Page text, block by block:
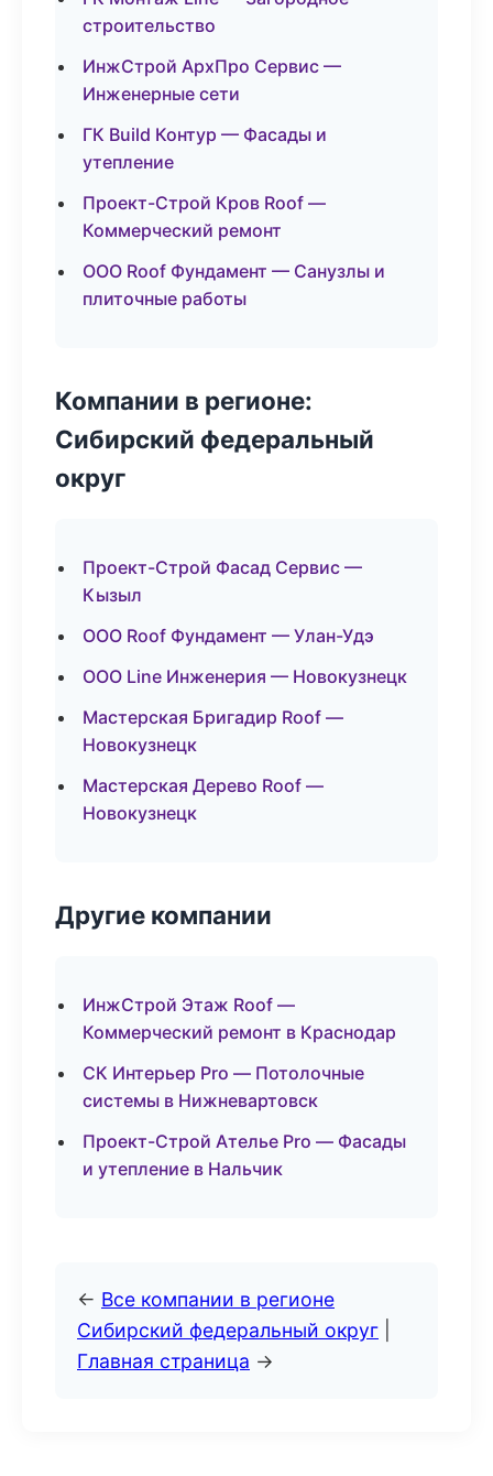
строительство
ИнжСтрой АрхПро Сервис —
Инженерные сети
ГК Build Контур — Фасады и
утепление
Проект-Строй Кров Roof —
Коммерческий ремонт
ООО Roof Фундамент — Санузлы и
плиточные работы
Компании в регионе:
Сибирский федеральный
округ
Проект-Строй Фасад Сервис —
Кызыл
ООО Roof Фундамент — Улан-Удэ
ООО Line Инженерия — Новокузнецк
Мастерская Бригадир Roof —
Новокузнецк
Мастерская Дерево Roof —
Новокузнецк
Другие компании
ИнжСтрой Этаж Roof —
Коммерческий ремонт в Краснодар
СК Интерьер Pro — Потолочные
системы в Нижневартовск
Проект-Строй Ателье Pro — Фасады
и утепление в Нальчик
← Все компании в регионе
Сибирский федеральный округ
Главная страница →